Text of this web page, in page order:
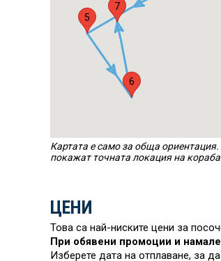
5
6
7
Картата е само за обща
покажат точната локация на
ЦЕНИ
Това са най-ниските цени за
При обявени промоции и
Изберете дата на отплаване, за